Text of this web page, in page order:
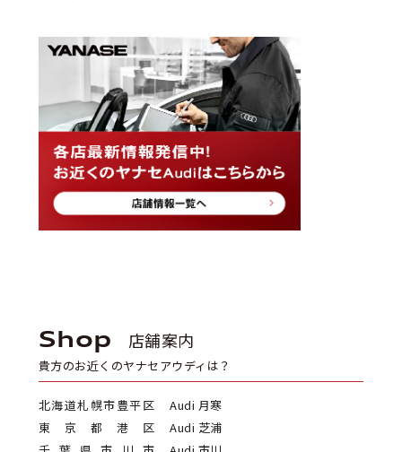
Shop 店舗案内
貴方のお近くのヤナセアウディは？
北海道札幌市豊平区
Audi 月寒
東京都港区
Audi 芝浦